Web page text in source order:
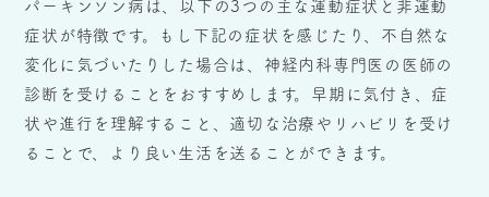
パーキンソン病は、以下の3つの主な運動症状と非運動
症状が特徴です。もし下記の症状を感じたり、不自然な
変化に気づいたりした場合は、神経内科専門医の医師の
診断を受けることをおすすめします。早期に気付き、症
状や進行を理解すること、適切な治療やリハビリを受け
ることで、より良い生活を送ることができます。